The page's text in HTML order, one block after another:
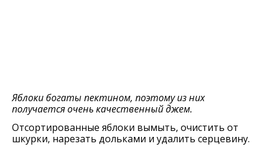
Яблоки богаты пектином, поэтому из них
получается очень качественный джем.
Отсортированные яблоки вымыть, очистить от
шкурки, нарезать дольками и удалить серцевину.